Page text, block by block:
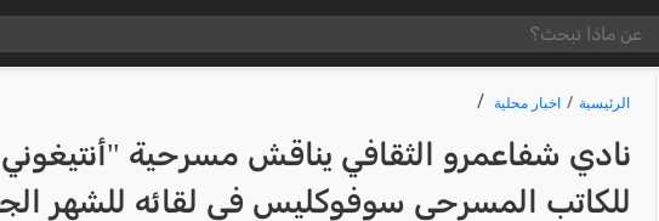
الرئيسية اخبار محلية
نادي شفاعمرو الثقافي يناقش مسرحية
للكاتب المسرحي سوفوكليس في لقائه للشهر